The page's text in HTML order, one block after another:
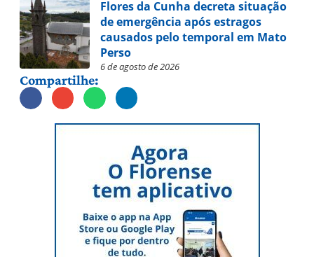
Flores da Cunha decreta situação
de emergência após estragos
causados pelo temporal em Mato
Perso
6 de agosto de 2026
Compartilhe: